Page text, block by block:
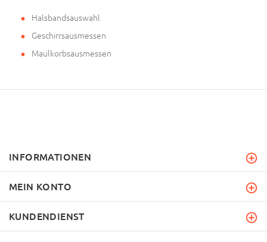
Halsbandsauswahl
Geschirrsausmessen
Maulkorbsausmessen
INFORMATIONEN
MEIN KONTO
KUNDENDIENST